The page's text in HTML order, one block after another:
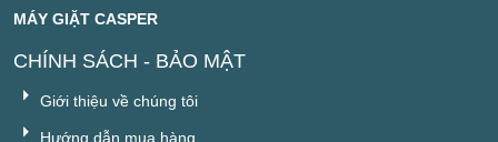
MÁY GIẶT CASPER
CHÍNH SÁCH - BẢO MẬT
Giới thiệu về chúng tôi
Hướng dẫn mua hàng